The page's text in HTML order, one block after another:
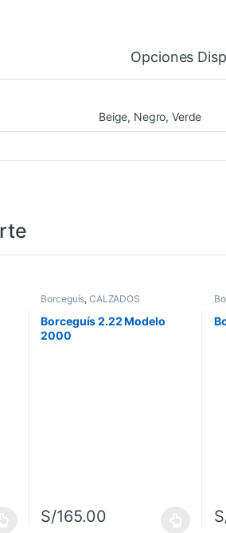
Opciones
Beige, Negro, Verde
variantes. Las opciones se pueden
Borceguís, CALZADOS
Borceguís 2.22 Modelo
2000
S/165.00
Este producto tiene múltiples